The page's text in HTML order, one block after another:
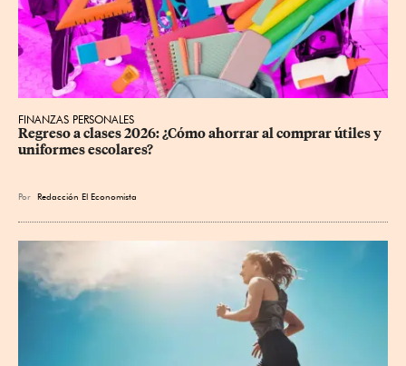
FINANZAS PERSONALES
Regreso a clases 2026: ¿Cómo ahorrar al comprar útiles y
uniformes escolares?
Por Redacción El Economista